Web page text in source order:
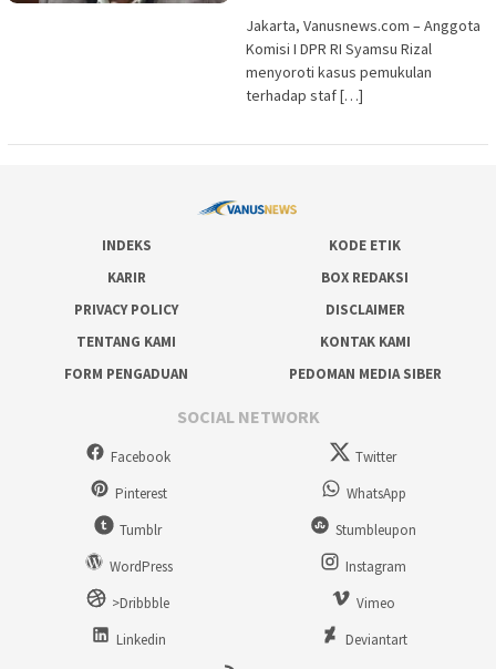
Jakarta, Vanusnews.com – Anggota
Komisi I DPR RI Syamsu Rizal
menyoroti kasus pemukulan
terhadap staf […]
INDEKS
KODE ETIK
KARIR
BOX REDAKSI
PRIVACY POLICY
DISCLAIMER
TENTANG KAMI
KONTAK KAMI
FORM PENGADUAN
PEDOMAN MEDIA SIBER
SOCIAL NETWORK
Facebook
Twitter
Pinterest
WhatsApp
Tumblr
Stumbleupon
WordPress
Instagram
>Dribbble
Vimeo
Linkedin
Deviantart